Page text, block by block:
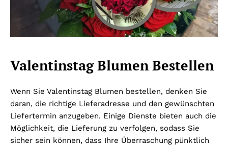
Valentinstag Blumen Bestellen
Wenn Sie Valentinstag Blumen bestellen, denken Sie
daran, die richtige Lieferadresse und den gewünschten
Liefertermin anzugeben. Einige Dienste bieten auch die
Möglichkeit, die Lieferung zu verfolgen, sodass Sie
sicher sein können, dass Ihre Überraschung pünktlich